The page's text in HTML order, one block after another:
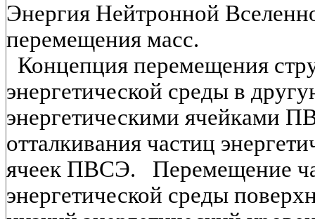
Энергия Нейтронной
перемещения масс.
Концепция перемещения
энергетической среды в
энергетическими ячейками
отталкивания частиц
ячеек ПВСЭ. Перемещение
энергетической среды